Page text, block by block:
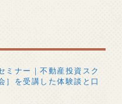
ミナー｜不動産投資スク
］を受講した体験談と口